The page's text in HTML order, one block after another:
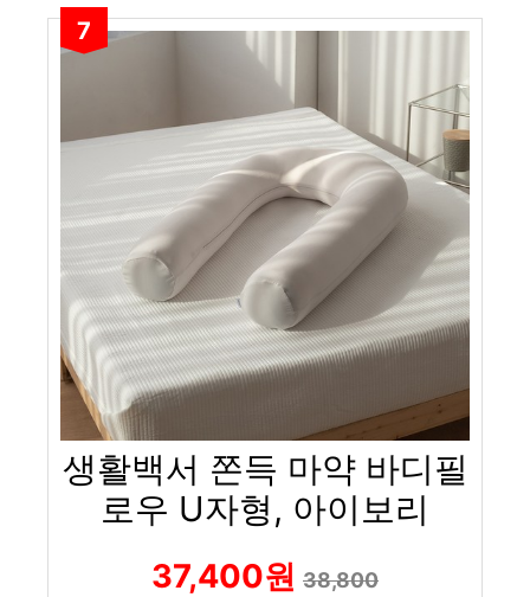
7
생활백서 쫀득 마약 바디필
로우 U자형, 아이보리
37,400원 38,800